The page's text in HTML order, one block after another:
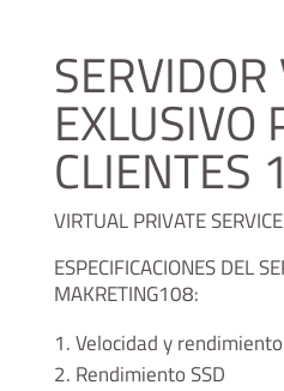
EXLUSIVO
CLIENTES
VIRTUAL PRIVATE SERVICE
ESPECIFICACIONES DEL
MAKRETING108:
Velocidad y
Rendimiento SSD